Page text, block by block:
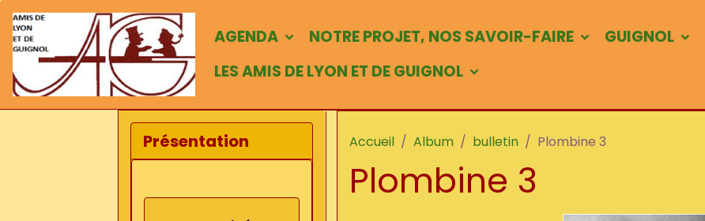
AGENDA NOTRE PROJET, NOS SAVOIR-FAIRE GUIGNOL
LES AMIS DE LYON ET DE GUIGNOL
Accueil Album bulletin Plombine 3
Plombine 3
Présentation